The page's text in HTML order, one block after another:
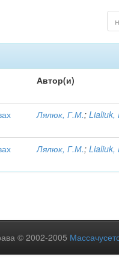
Автор(и)
Лялюк, Г.М.;Lialiuk,
Лялюк, Г.М.;Lialiuk,
© 2002-2005